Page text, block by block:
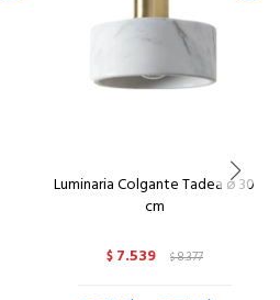
Luminaria Colgante Tadea ø 30
cm
$ 7.539 $8.377